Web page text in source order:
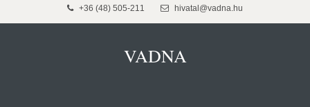
+36 (48) 505-211 hivatal@vadna.hu
VADNA